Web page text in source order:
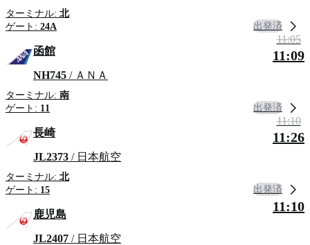
ターミナル: 北
ゲート: 24A 出発済
函館
NH745 / ＡＮＡ
ターミナル: 南
ゲート: 11
11:05
11:09
出発済
長崎
JL2373 / 日本航空
ターミナル: 北
ゲート: 15
11:10
11:26
出発済
鹿児島
JL2407 / 日本航空
11:10